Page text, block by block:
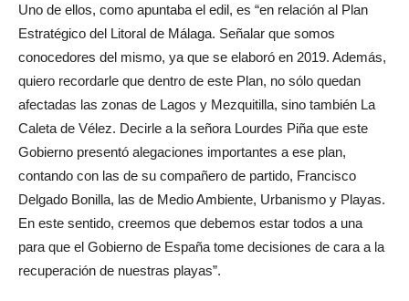
Uno de ellos, como apuntaba el edil, es “en relación al Plan
Estratégico del Litoral de Málaga. Señalar que somos
conocedores del mismo, ya que se elaboró en 2019. Además,
quiero recordarle que dentro de este Plan, no sólo quedan
afectadas las zonas de Lagos y Mezquitilla, sino también La
Caleta de Vélez. Decirle a la señora Lourdes Piña que este
Gobierno presentó alegaciones importantes a ese plan,
contando con las de su compañero de partido, Francisco
Delgado Bonilla, las de Medio Ambiente, Urbanismo y Playas.
En este sentido, creemos que debemos estar todos a una
para que el Gobierno de España tome decisiones de cara a la
recuperación de nuestras playas”.